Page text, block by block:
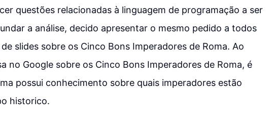
questões relacionadas à linguagem de programação a ser
a análise, decido apresentar o mesmo pedido a todos
slides sobre os Cinco Bons Imperadores de Roma. Ao
no Google sobre os Cinco Bons Imperadores de Roma, é
possui conhecimento sobre quais imperadores estão
historico.